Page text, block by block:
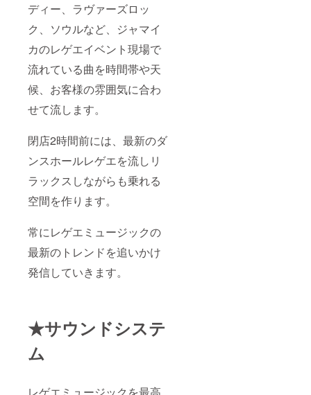
ディー、ラヴァーズロッ
ク、ソウルなど、ジャマイ
カのレゲエイベント現場で
流れている曲を時間帯や天
候、お客様の雰囲気に合わ
せて流します。
閉店2時間前には、最新のダ
ンスホールレゲエを流しリ
ラックスしながらも乗れる
空間を作ります。
常にレゲエミュージックの
最新のトレンドを追いかけ
発信していきます。
★サウンドシステ
ム